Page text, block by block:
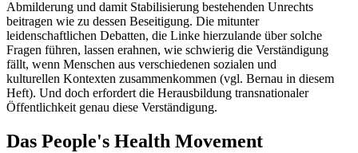
Abmilderung und damit Stabilisierung bestehenden Unrechts
beitragen wie zu dessen Beseitigung. Die mitunter
leidenschaftlichen Debatten, die Linke hierzulande über solche
Fragen führen, lassen erahnen, wie schwierig die Verständigung
fällt, wenn Menschen aus verschiedenen sozialen und
kulturellen Kontexten zusammenkommen (vgl. Bernau in diesem
Heft). Und doch erfordert die Herausbildung transnationaler
Öffentlichkeit genau diese Verständigung.
Das People's Health Movement